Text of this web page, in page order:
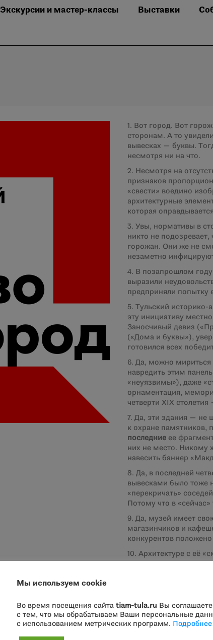
Экскурсии и мастер-классы Выставки
1. Вот город. Вот
сторонам. А то
вывесках — буквы.
несмотря ни на что.
2. Несмотря на
признаков
«свести» воедино
архитектурные
которая
3. Увы, нормативы в
никто не подозревает,
горожан. Они же не
незаметно
4. В позапрошлом
выразили
предприняли попытку
5. Тульский
эту инициативу
Заносчивый девиз
(«Дома и буквы»),
готовился всех
6. Да, можно мириться
навредить этим
«неуязвимы»), даже
орнаментация,
четверти XIX столетия
7. Да, эти здания — не
к охране памятников,
последние ее
них не место. Никому
навесить баннер
8. Да, в последней
вывесками было тоже
«перекричать»
Потому что в
9. Да, музей имеет
магазинчиков и
конкурентов
10. Архитектуре с её
11. Музей пытается
12. ТИАМ
Суркова. Юрий
обидеть!), он почти
(угощайтесь).
все эти кафешки и
Мы используем cookie
Во время посещения сайта tiam-tula.ru Вы
с тем, что мы обрабатываем Ваши персональные
с использованием метрических программ.
Подробнее